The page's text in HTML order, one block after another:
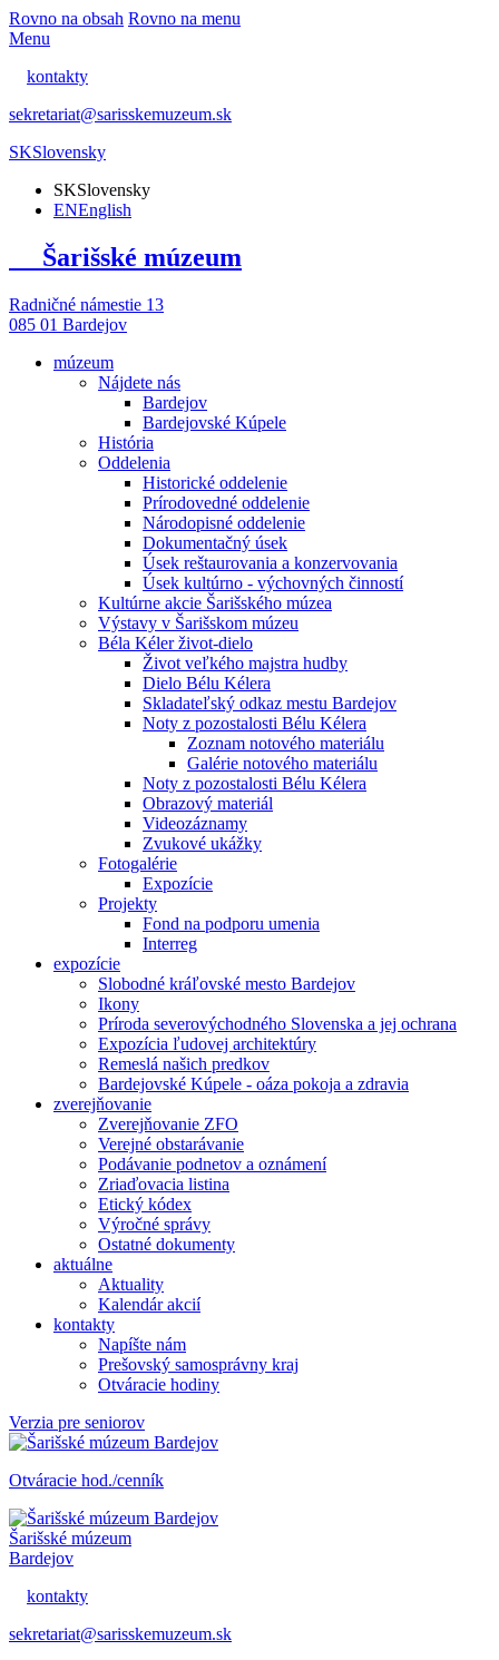
Rovno na obsah Rovno na menu
Menu
kontakty
sekretariat@sarisskemuzeum.sk
SKSlovensky
SKSlovensky
ENEnglish
Šarišské múzeum
Radničné námestie 13
085 01 Bardejov
múzeum
Nájdete nás
Bardejov
Bardejovské Kúpele
História
Oddelenia
Historické oddelenie
Prírodovedné oddelenie
Národopisné oddelenie
Dokumentačný úsek
Úsek reštaurovania a konzervovania
Úsek kultúrno - výchovných činností
Kultúrne akcie Šarišského múzea
Výstavy v Šarišskom múzeu
Béla Kéler život-dielo
Život veľkého majstra hudby
Dielo Bélu Kélera
Skladateľský odkaz mestu Bardejov
Noty z pozostalosti Bélu Kélera
Zoznam notového materiálu
Galérie notového materiálu
Noty z pozostalosti Bélu Kélera
Obrazový materiál
Videozáznamy
Zvukové ukážky
Fotogalérie
Expozície
Projekty
Fond na podporu umenia
Interreg
expozície
Slobodné kráľovské mesto Bardejov
Ikony
Príroda severovýchodného Slovenska a jej ochrana
Expozícia ľudovej architektúry
Remeslá našich predkov
Bardejovské Kúpele - oáza pokoja a zdravia
zverejňovanie
Zverejňovanie ZFO
Verejné obstarávanie
Podávanie podnetov a oznámení
Zriaďovacia listina
Etický kódex
Výročné správy
Ostatné dokumenty
aktuálne
Aktuality
Kalendár akcií
kontakty
Napíšte nám
Prešovský samosprávny kraj
Otváracie hodiny
Verzia pre seniorov
Otváracie hod./cenník
Šarišské múzeum
Bardejov
kontakty
sekretariat@sarisskemuzeum.sk